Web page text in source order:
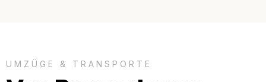
UMZÜGE & TRANSPORTE